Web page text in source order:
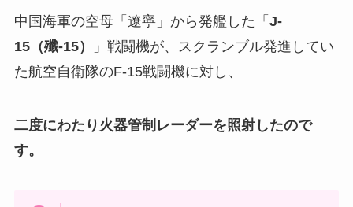
中国海軍の空母「遼寧」から発艦した「 J-
15（殲-15）
」戦闘機が、スクランブル発進してい
た航空自衛隊のF-15戦闘機に対し、
二度にわたり火器管制レーダーを照射したので
す。